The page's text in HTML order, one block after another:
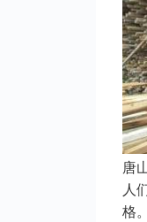
唐
人
格